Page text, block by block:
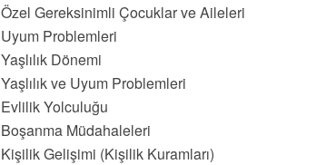
Özel Gereksinimli Çocuklar ve Aileleri
Uyum Problemleri
Yaşlılık Dönemi
Yaşlılık ve Uyum Problemleri
Evlilik Yolculuğu
Boşanma Müdahaleleri
Kişilik Gelişimi (Kişilik Kuramları)